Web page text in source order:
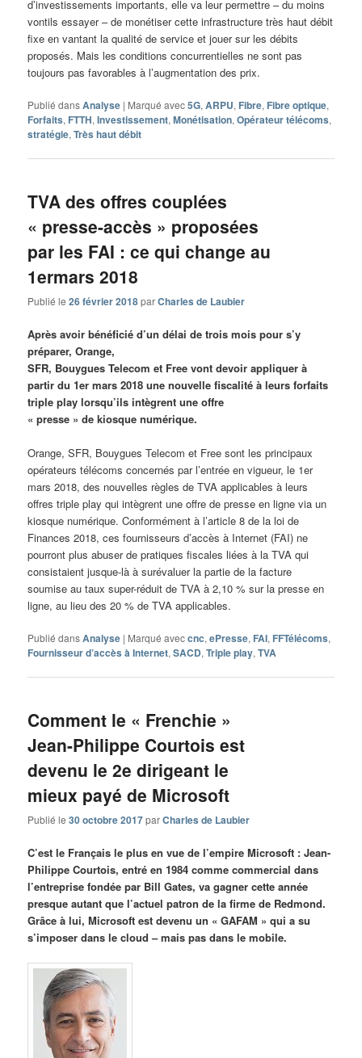
d’investissements importants, elle va leur permettre – du moins
vontils essayer – de monétiser cette infrastructure très haut débit
fixe en vantant la qualité de service et jouer sur les débits
proposés. Mais les conditions concurrentielles ne sont pas
toujours pas favorables à l’augmentation des prix.
Publié dansAnalyse | Marqué avec5G,ARPU, Fibre, Fibre optique,
Forfaits, FTTH,Investissement,Monétisation,Opérateur télécoms,
stratégie,Très haut débit
TVA des offres couplées
« presse-accès » proposées
par les FAI : ce qui change au
1ermars 2018
Publié le26 février 2018parCharles de Laubier
Après avoir bénéficié d’un délai de trois mois pour s’y
préparer, Orange,
SFR, Bouygues Telecom et Free vont devoir appliquer à
partir du 1er mars 2018 une nouvelle fiscalité à leurs forfaits
triple play lorsqu’ils intègrent une offre
« presse » de kiosque numérique.
Orange, SFR, Bouygues Telecom et Free sont les principaux
opérateurs télécoms concernés par l’entrée en vigueur, le 1er
mars 2018, des nouvelles règles de TVA applicables à leurs
offres triple play qui intègrent une offre de presse en ligne via un
kiosque numérique. Conformément à l’article 8 de la loi de
Finances 2018, ces fournisseurs d’accès à Internet (FAI) ne
pourront plus abuser de pratiques fiscales liées à la TVA qui
consistaient jusque-là à surévaluer la partie de la facture
soumise au taux super-réduit de TVA à 2,10 % sur la presse en
ligne, au lieu des 20 % de TVA applicables.
Publié dansAnalyse | Marqué aveccnc,ePresse, FAI, FFTélécoms,
Fournisseur d’accès à Internet,SACD,Triple play,TVA
Comment le « Frenchie »
Jean-Philippe Courtois est
devenu le 2e dirigeant le
mieux payé de Microsoft
Publié le30 octobre 2017parCharles de Laubier
C’est le Français le plus en vue de l’empire Microsoft : Jean-
Philippe Courtois, entré en 1984 comme commercial dans
l’entreprise fondée par Bill Gates, va gagner cette année
presque autant que l’actuel patron de la firme de Redmond.
Grâce à lui, Microsoft est devenu un « GAFAM » qui a su
s’imposer dans le cloud – mais pas dans le mobile.